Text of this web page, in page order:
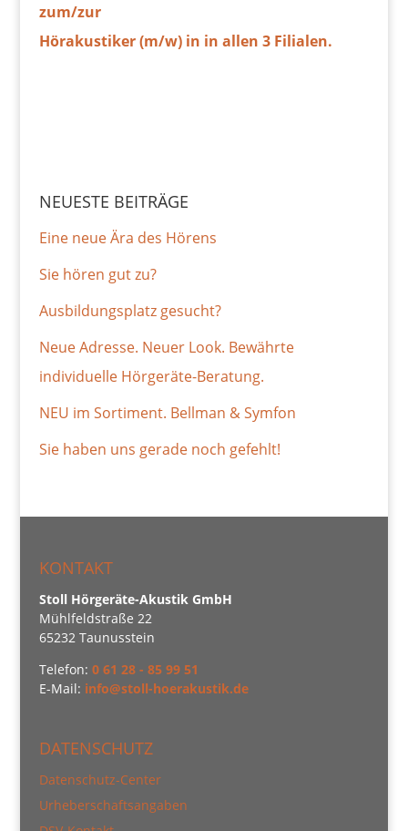
zum/zur
Hörakustiker (m/w) in in allen 3 Filialen.
NEUESTE BEITRÄGE
Eine neue Ära des Hörens
Sie hören gut zu?
Ausbildungsplatz gesucht?
Neue Adresse. Neuer Look. Bewährte
individuelle Hörgeräte-Beratung.
NEU im Sortiment. Bellman & Symfon
Sie haben uns gerade noch gefehlt!
KONTAKT
Stoll Hörgeräte-Akustik GmbH
Mühlfeldstraße 22
65232 Taunusstein
Telefon: 0 61 28 - 85 99 51
E-Mail: info@stoll-hoerakustik.de
DATENSCHUTZ
Datenschutz-Center
Urheberschaftsangaben